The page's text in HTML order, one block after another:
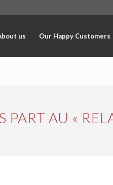
us Our Happy Customers
PART AU «